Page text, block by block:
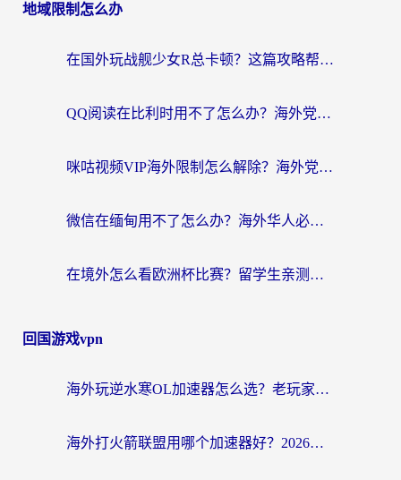
地域限制怎么办
在国外玩战舰少女R总卡顿？这篇攻略帮你流畅开舰+解锁国内影音
QQ阅读在比利时用不了怎么办？海外党亲测的跨区上网解决方案
咪咕视频VIP海外限制怎么解除？海外党亲测有效的回国加速方案
微信在缅甸用不了怎么办？海外华人必看的回国加速全攻略
在境外怎么看欧洲杯比赛？留学生亲测：用对回国加速器就能解决
回国游戏vpn
海外玩逆水寒OL加速器怎么选？老玩家亲测的避坑指南
海外打火箭联盟用哪个加速器好？2026实测指南帮你告别延迟卡顿